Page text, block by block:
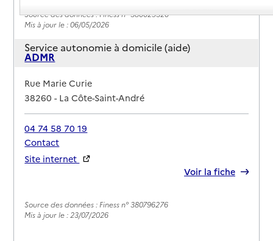
Source des données : Finess n° 380029520
Mis à jour le : 06/05/2026
Service autonomie à domicile (aide)
ADMR
Adresse
Rue Marie Curie
38260-La Côte-Saint-André
04 74 58 70 19
Contact
Site internet
Voir la fiche
Source des données : Finess n° 380796276
Mis à jour le : 23/07/2026